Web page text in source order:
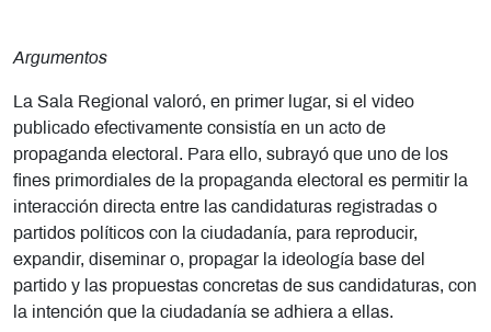
Argumentos
La Sala Regional valoró, en primer lugar, si el video
publicado efectivamente consistía en un acto de
propaganda electoral. Para ello, subrayó que uno de los
fines primordiales de la propaganda electoral es permitir la
interacción directa entre las candidaturas registradas o
partidos políticos con la ciudadanía, para reproducir,
expandir, diseminar o, propagar la ideología base del
partido y las propuestas concretas de sus candidaturas, con
la intención que la ciudadanía se adhiera a ellas.